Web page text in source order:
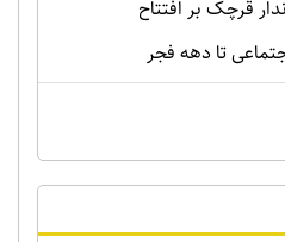
قرچک بر افتتاح
تا دهه فجر